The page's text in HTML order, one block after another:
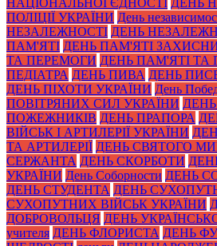
ПОЛІЦІЇ УКРАЇНИ День
НЕЗАЛЕЖНОСТІ ДЕНЬ
ПАМ'ЯТІ ДЕНЬ ПАМ'ЯТІ
ТА ПЕРЕМОГИ ДЕНЬ ПАМ'ЯТІ
ПЕДІАТРА ДЕНЬ ПИВА ДЕНЬ
ДЕНЬ ПІХОТИ УКРАЇНИ День
ПОВІТРЯНИХ СИЛ УКРАЇНИ
ПОЖЕЖНИКІВ ДЕНЬ ПРАПОРА
ВІЙСЬК І АРТИЛЕРІЇ УКРАЇНИ
ТА АРТИЛЕРІЇ ДЕНЬ СВЯТОГО
СЕРЖАНТА ДЕНЬ СКОРБОТИ
УКРАЇНИ День Соборности ДЕНЬ
ДЕНЬ СТУДЕНТА ДЕНЬ
СУХОПУТНИХ ВІЙСЬК УКРАЇНИ
ДОБРОВОЛЬЦЯ ДЕНЬ
учителя ДЕНЬ ФЛОРИСТА ДЕНЬ